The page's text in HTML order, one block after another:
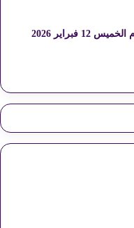
فبراير 2026